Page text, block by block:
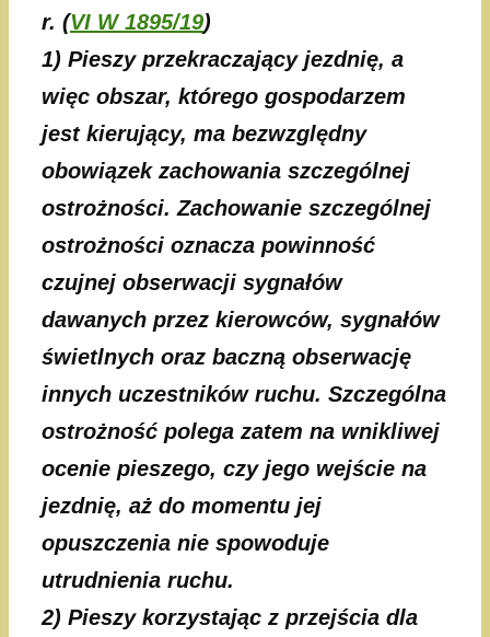
r. (VI W 1895/19)
1) Pieszy przekraczający jezdnię, a
więc obszar, którego gospodarzem
jest kierujący, ma bezwzględny
obowiązek zachowania szczególnej
ostrożności. Zachowanie szczególnej
ostrożności oznacza powinność
czujnej obserwacji sygnałów
dawanych przez kierowców, sygnałów
świetlnych oraz baczną obserwację
innych uczestników ruchu. Szczególna
ostrożność polega zatem na wnikliwej
ocenie pieszego, czy jego wejście na
jezdnię, aż do momentu jej
opuszczenia nie spowoduje
utrudnienia ruchu.
2) Pieszy korzystając z przejścia dla